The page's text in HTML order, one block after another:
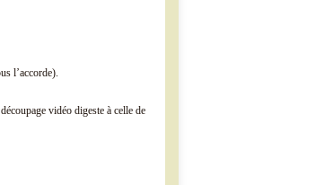
l’accorde).
vidéo digeste à celle de